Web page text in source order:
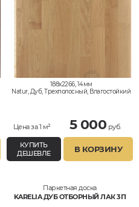
188x2266, 14мм
Natur, Дуб, Трехполосный, Влагостойкий
Цена за 1 м² 5 000 руб.
КУПИТЬ
ДЕШЕВЛЕ
В КОРЗИНУ
Паркетная доска
KARELIA ДУБ ОТБОРНЫЙ ЛАК 3П